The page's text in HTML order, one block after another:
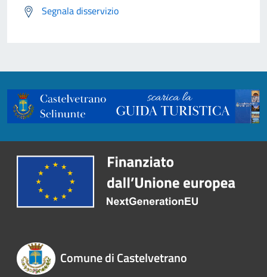
Segnala disservizio
Comune di Castelvetrano